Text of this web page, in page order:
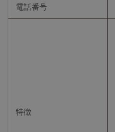
電話番号
特徴